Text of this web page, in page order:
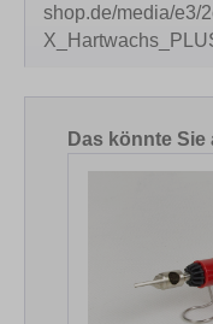
shop.de/media/e3/
Das könnte